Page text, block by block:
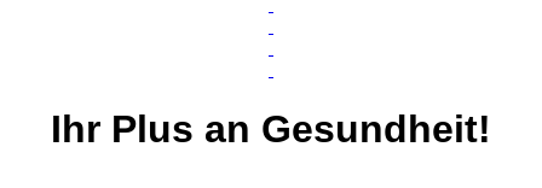
Ihr Plus an Gesundheit!